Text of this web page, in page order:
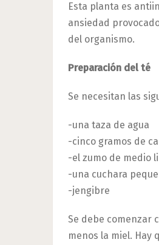
Esta planta es
ansiedad
del organismo.
Preparación del té
Se necesitan las
-una taza de agua
-cinco gramos de
-el zumo de medio
-una cuchara
-jengibre
Se debe comenzar
menos la miel.